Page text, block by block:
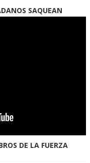
SAQUEAN
DE LA FUERZA